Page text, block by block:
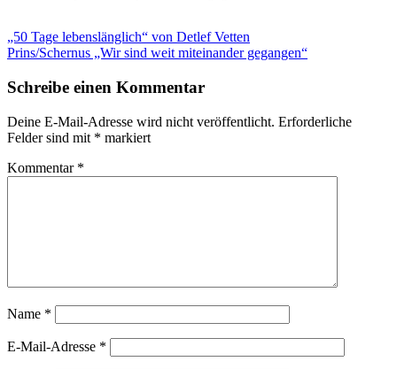
Beitragsnavigation
Vorheriger
Beitrag:
„50 Tage lebenslänglich“ von Detlef Vetten
Nächster
Prins/Schernus „Wir sind weit miteinander gegangen“
Schreibe einen Kommentar
Deine E-Mail-Adresse wird nicht veröffentlicht. Erforderliche
Felder sind mit * markiert
Kommentar *
Name *
E-Mail-Adresse *